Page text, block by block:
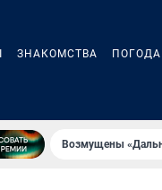
ЗНАКОМСТВА ПОГОДА
Возмущены